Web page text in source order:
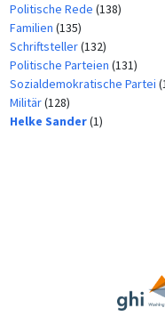
Politische Rede (138)
Familien (135)
Schriftsteller(132)
Politische Parteien (131)
Sozialdemokratische Partei
Militär(128)
Helke Sander(1)